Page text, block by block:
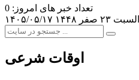
تعداد خبر های امروز: 0
۱۴۰۵/۰۵/۱۷
السبت ۲۳ صفر ۱۴۴۸
اوقات شرعی